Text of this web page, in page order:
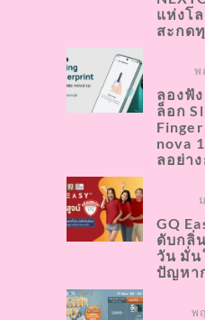
แห่งโ
สะกด
พ
ลองฟั
ล็อก
nova
ลอย่า
GQ
ดับกลิ่
วัน มั่น
ปัญหา
พ